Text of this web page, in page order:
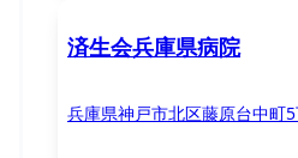
済生会兵庫県病院
兵庫県神戸市北区藤原台中町